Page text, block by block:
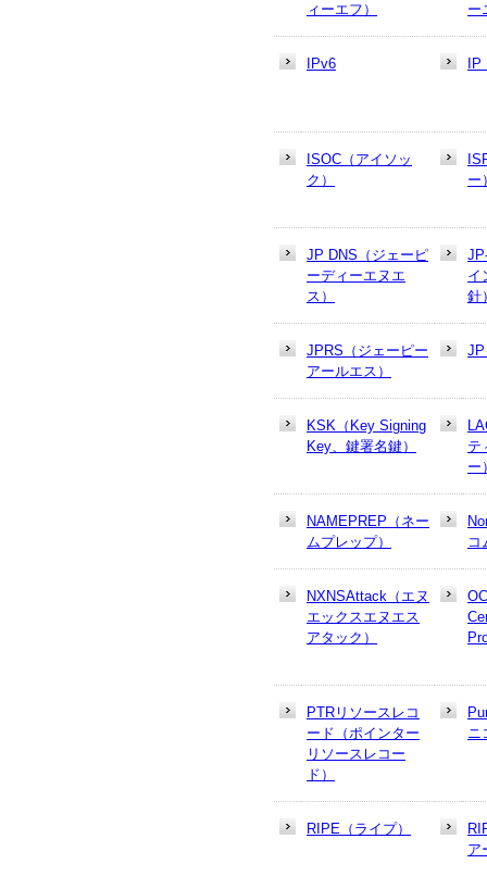
ィーエフ）
ー
IPv6
ISOC（アイソッ
ク）
ー
JP DNS（ジェーピ
ーディーエヌエ
ス）
イ
針
JPRS（ジェーピー
アールエス）
JP
KSK（Key Signing
Key、鍵署名鍵）
テ
ー
NAMEPREP（ネー
ムプレップ）
コ
NXNSAttack（エヌ
エックスエヌエス
アタック）
PTRリソースレコ
ード（ポインター
リソースレコー
ド）
ニ
RIPE（ライプ）
ア